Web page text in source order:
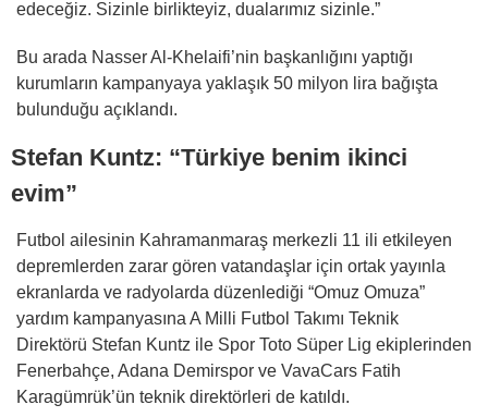
edeceğiz. Sizinle birlikteyiz, dualarımız sizinle.”
Bu arada Nasser Al-Khelaifi’nin başkanlığını yaptığı
kurumların kampanyaya yaklaşık 50 milyon lira bağışta
bulunduğu açıklandı.
Stefan Kuntz: “Türkiye benim ikinci
evim”
Futbol ailesinin Kahramanmaraş merkezli 11 ili etkileyen
depremlerden zarar gören vatandaşlar için ortak yayınla
ekranlarda ve radyolarda düzenlediği “Omuz Omuza”
yardım kampanyasına A Milli Futbol Takımı Teknik
Direktörü Stefan Kuntz ile Spor Toto Süper Lig ekiplerinden
Fenerbahçe, Adana Demirspor ve VavaCars Fatih
Karagümrük’ün teknik direktörleri de katıldı.